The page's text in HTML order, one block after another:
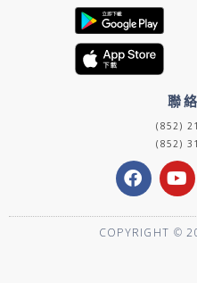
聯
(852)
(852)
F
a
c
e
b
Y
o
u
t
u
COPYRIGHT ©